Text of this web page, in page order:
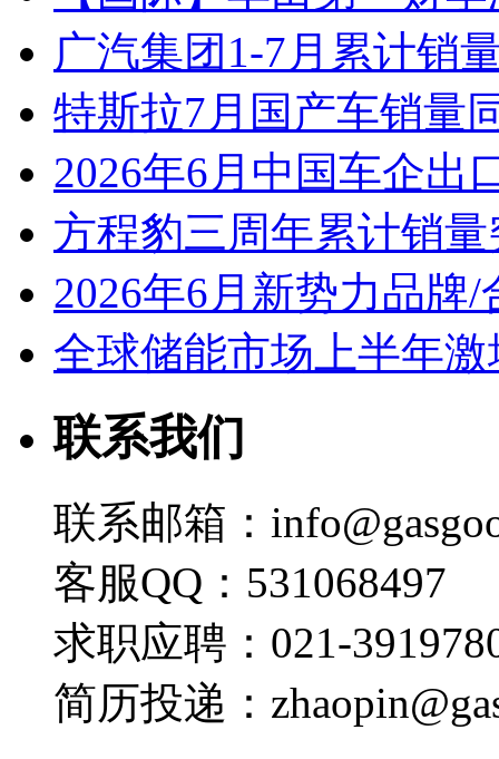
广汽集团1-7月累计销
特斯拉7月国产车销量
2026年6月中国车企出
方程豹三周年累计销
2026年6月新势力品牌
全球储能市场上半年激
联系我们
联系邮箱：
客服QQ：531068497
求职应聘：021-
简历投递：